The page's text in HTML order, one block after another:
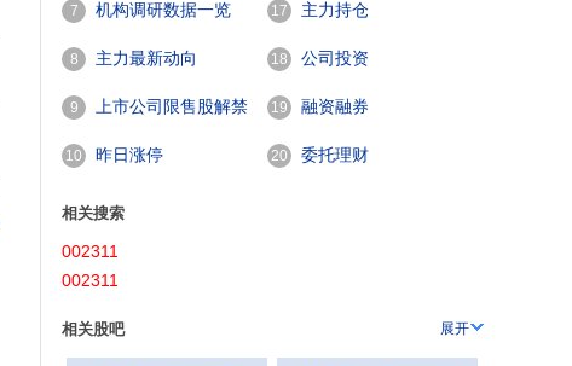
7 机构调研数据一览
8 主力最新动向
9 上市公司限售股解禁
一览
10 昨日涨停
17 主力持仓
18 公司投资
19 融资融券
20 委托理财
相关搜索
002311
002311
相关股吧 展开